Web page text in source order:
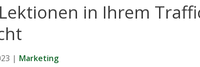
in Ihrem
| Marketing